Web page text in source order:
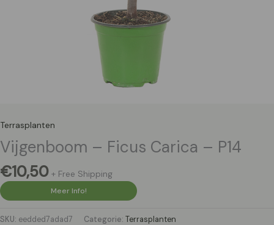
Terrasplanten
Vijgenboom – Ficus Carica – P14
€10,50 + Free Shipping
Meer Info!
SKU: eedded7adad7 Categorie: Terrasplanten